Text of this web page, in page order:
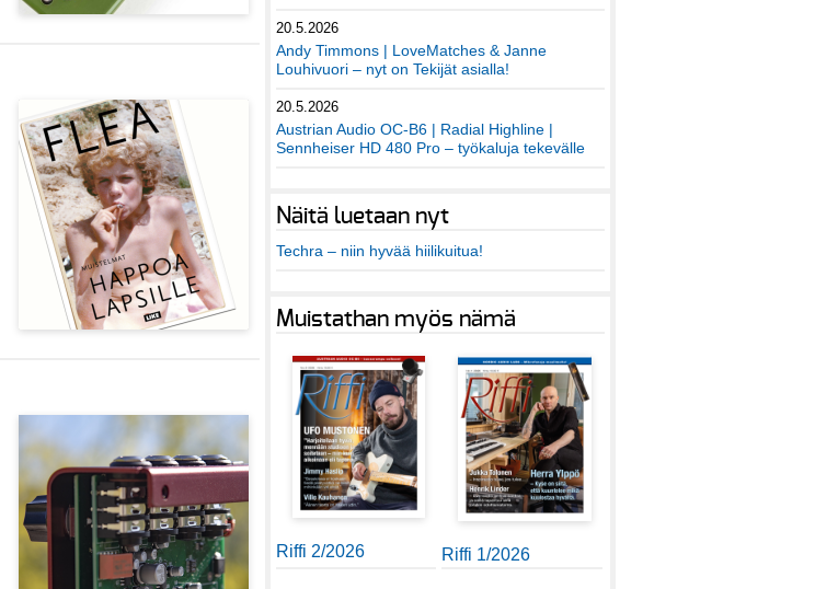
20.5.2026
Andy Timmons | LoveMatches & Janne
Louhivuori – nyt on Tekijät asialla!
20.5.2026
Austrian Audio OC-B6 | Radial Highline |
Sennheiser HD 480 Pro – työkaluja tekevälle
Näitä luetaan nyt
Techra – niin hyvää hiilikuitua!
Muistathan myös nämä
Riffi 2/2026 Riffi 1/2026